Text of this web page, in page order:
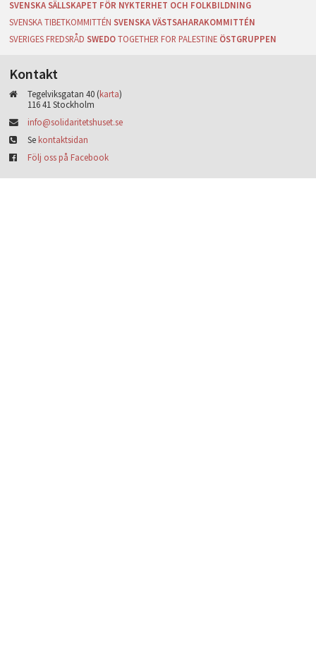
SVENSKA SÄLLSKAPET FÖR NYKTERHET OCH FOLKBILDNING
SVENSKA TIBETKOMMITTÉN SVENSKA VÄSTSAHARAKOMMITTÉN
SVERIGES FREDSRÅD SWEDO TOGETHER FOR PALESTINE ÖSTGRUPPEN
Kontakt
Tegelviksgatan 40 (karta)
116 41 Stockholm
info@solidaritetshuset.se
Se kontaktsidan
Följ oss på Facebook